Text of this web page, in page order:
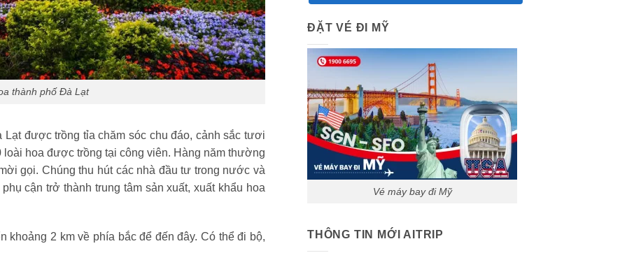
thành phố Đà Lạt
được trồng tỉa chăm sóc chu đáo, cảnh sắc tươi
hoa được trồng tại công viên. Hàng năm thường
gọi. Chúng thu hút các nhà đầu tư trong nước và
cận trở thành trung tâm sản xuất, xuất khẩu hoa
2 km về phía bắc để đến đây. Có thể đi bộ,
ĐẶT VÉ ĐI MỸ
Vé máy bay đi Mỹ
THÔNG TIN MỚI AITRIP